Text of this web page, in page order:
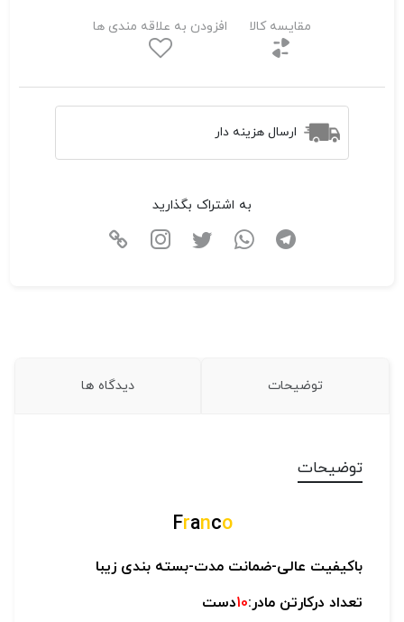
مقایسه کالا افزودن به علاقه مندی ها
ارسال هزینه دار
به اشتراک بگذارید
توضیحات دیدگاه ها
توضیحات
Franco
باکیفیت عالی-ضمانت مدت-بسته بندی زیبا
تعداد درکارتن مادر:10دست